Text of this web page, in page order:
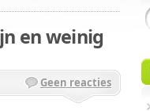
en weinig
Geen reacties